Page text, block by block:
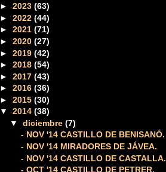
►2023(63)
►2022(44)
►2021(71)
►2020(27)
►2019(42)
►2018(54)
►2017(43)
►2016(36)
►2015(30)
▼2014(38)
▼diciembre(7)
- NOV '14 CASTILLO DE BENISANÓ.
- NOV '14 MIRADORES DE JÁVEA.
- NOV '14 CASTILLO DE CASTALLA.
- OCT '14 CASTILLO DE PETRER.